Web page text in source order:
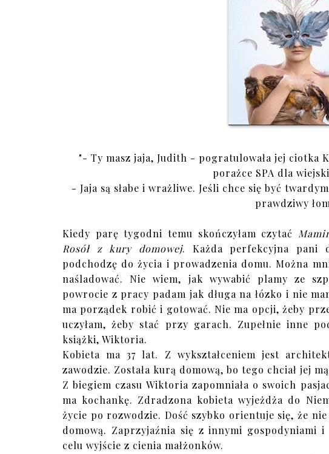
"- Ty masz jaja, Judith - pogratulowała jej ciotka
porażce SPA dla
- Jaja są słabe i wrażliwe. Jeśli chce się być
prawdziwy
Kiedy parę tygodni temu skończyłam czytać
Rosół z kury domowej. Każda perfekcyjna pani
podchodzę do życia i prowadzenia domu. Można
naśladować. Nie wiem, jak wywabić plamy ze
powrocie z pracy padam jak długa na łózko i nie
ma porządek robić i gotować. Nie ma opcji, żeby
uczyłam, żeby stać przy garach. Zupełnie inne
książki, Wiktoria.
Kobieta ma 37 lat. Z wykształceniem jest
zawodzie. Została kurą domową, bo tego chciał jej
Z biegiem czasu Wiktoria zapomniała o swoich
ma kochankę. Zdradzona kobieta wyjeżdża do
życie po rozwodzie. Dość szybko orientuje się, że
domową. Zaprzyjaźnia się z innymi gospodyniami
celu wyjście z cienia małżonków.